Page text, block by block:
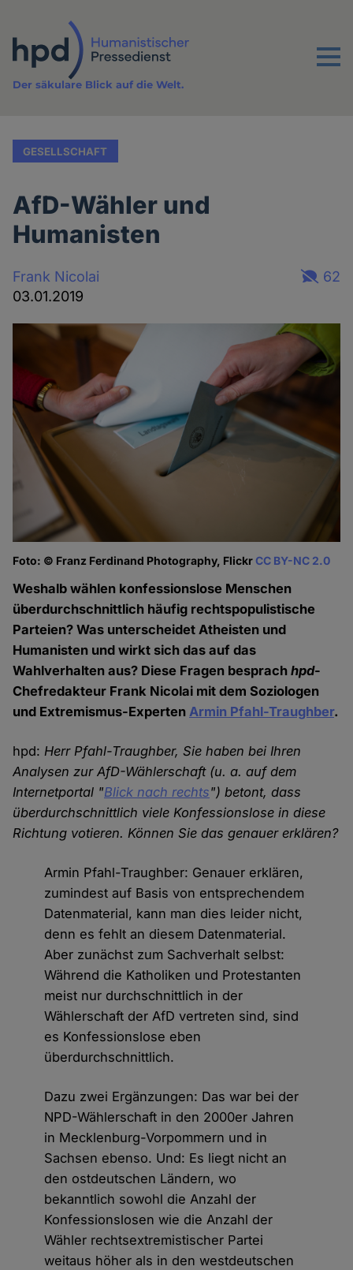
Inhalt
Menu
Der säkulare Blick auf die Welt.
GESELLSCHAFT
AfD-Wähler und
Humanisten
Frank Nicolai
03.01.2019
62
Foto: © Franz Ferdinand Photography, FlickrCC BY-NC 2.0
Weshalb wählen konfessionslose Menschen
überdurchschnittlich häufig rechtspopulistische
Parteien? Was unterscheidet Atheisten und
Humanisten und wirkt sich das auf das
Wahlverhalten aus? Diese Fragen besprachhpd-
Chefredakteur Frank Nicolai mit dem Soziologen
und Extremismus-ExpertenArmin Pfahl-Traughber.
hpd:Herr Pfahl-Traughber, Sie haben bei Ihren
Analysen zur AfD-Wählerschaft (u. a. auf dem
Internetportal "Blick nach rechts") betont, dass
überdurchschnittlich viele Konfessionslose in diese
Richtung votieren. Können Sie das genauer erklären?
Armin Pfahl-Traughber: Genauer erklären,
zumindest auf Basis von entsprechendem
Datenmaterial, kann man dies leider nicht,
denn es fehlt an diesem Datenmaterial.
Aber zunächst zum Sachverhalt selbst:
Während die Katholiken und Protestanten
meist nur durchschnittlich in der
Wählerschaft der AfD vertreten sind, sind
es Konfessionslose eben
überdurchschnittlich.
Dazu zwei Ergänzungen: Das war bei der
NPD-Wählerschaft in den 2000er Jahren
in Mecklenburg-Vorpommern und in
Sachsen ebenso. Und: Es liegt nicht an
den ostdeutschen Ländern, wo
bekanntlich sowohl die Anzahl der
Konfessionslosen wie die Anzahl der
Wähler rechtsextremistischer Partei
weitaus höher als in den westdeutschen